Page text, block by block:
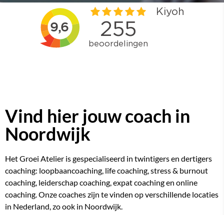
Vind hier jouw coach in
Noordwijk
Het Groei Atelier is gespecialiseerd in twintigers en dertigers
coaching: loopbaancoaching , life coaching, stress & burnout
coaching, leiderschap coaching, expat coaching en online
coaching. Onze coaches zijn te vinden op verschillende locaties
in Nederland, zo ook in Noordwijk.